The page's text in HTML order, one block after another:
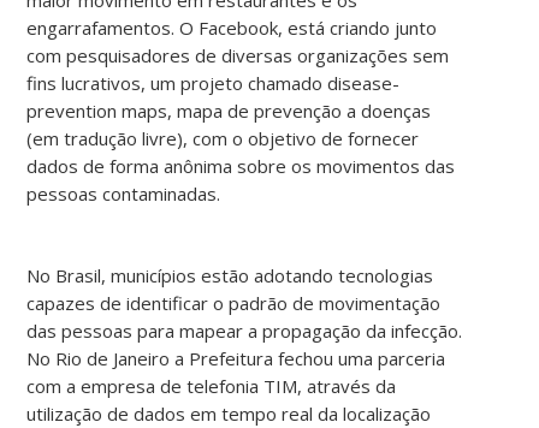
engarrafamentos. O Facebook, está criando junto
com pesquisadores de diversas organizações sem
fins lucrativos, um projeto chamado disease-
prevention maps, mapa de prevenção a doenças
(em tradução livre), com o objetivo de fornecer
dados de forma anônima sobre os movimentos das
pessoas contaminadas.
No Brasil, municípios estão adotando tecnologias
capazes de identificar o padrão de movimentação
das pessoas para mapear a propagação da infecção.
No Rio de Janeiro a Prefeitura fechou uma parceria
com a empresa de telefonia TIM, através da
utilização de dados em tempo real da localização